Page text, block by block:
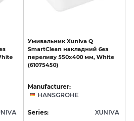
Умивальник Xuniva Q
SmartClean накладний без
переливу 550х400 мм, White
(61075450)
Manufacturer:
HANSGROHE
Series: XUNIVA